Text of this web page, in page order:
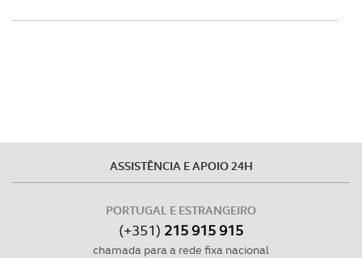
ASSISTÊNCIA E APOIO 24H
PORTUGAL E ESTRANGEIRO
(+351) 215 915 915
chamada para a rede fixa nacional